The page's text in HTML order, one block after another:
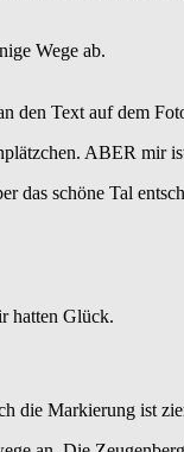
Wege ab.
den Text auf dem
ABER mir
das schöne Tal
hatten Glück.
die Markierung ist